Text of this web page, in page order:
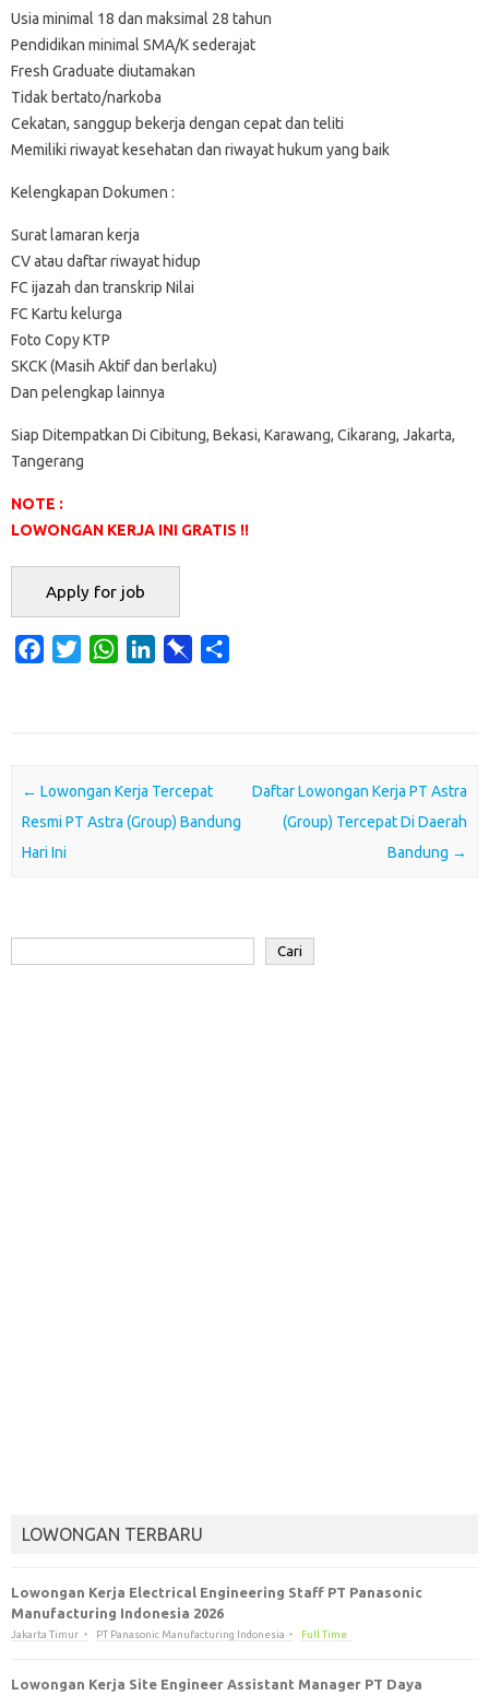
Usia minimal 18 dan maksimal 28 tahun
Pendidikan minimal SMA/K sederajat
Fresh Graduate diutamakan
Tidak bertato/narkoba
Cekatan, sanggup bekerja dengan cepat dan teliti
Memiliki riwayat kesehatan dan riwayat hukum yang baik
Kelengkapan Dokumen :
Surat lamaran kerja
CV atau daftar riwayat hidup
FC ijazah dan transkrip Nilai
FC Kartu kelurga
Foto Copy KTP
SKCK (Masih Aktif dan berlaku)
Dan pelengkap lainnya
Siap Ditempatkan Di Cibitung, Bekasi, Karawang, Cikarang, Jakarta,
Tangerang
NOTE :
LOWONGAN KERJA INI GRATIS !!
o
o
k
e
r
W
A
p
d
I
a
r
Post navigation
← Lowongan Kerja Tercepat
Resmi PT Astra (Group) Bandung
Hari Ini
Daftar Lowongan Kerja PT Astra
(Group) Tercepat Di Daerah
Bandung →
Cari
Cari
LOWONGAN TERBARU
Lowongan Kerja Electrical Engineering Staff PT Panasonic
Manufacturing Indonesia 2026
Jakarta Timur PT Panasonic Manufacturing Indonesia Full Time
Lowongan Kerja Site Engineer Assistant Manager PT Daya